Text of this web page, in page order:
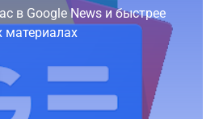
в Google News и быстрее
материалах